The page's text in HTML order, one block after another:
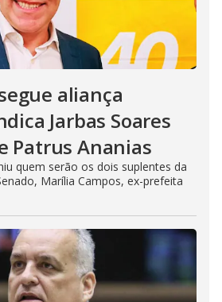
aliança
Jarbas Soares
Patrus Ananias
quem serão os dois suplentes da
Marília Campos, ex-prefeita